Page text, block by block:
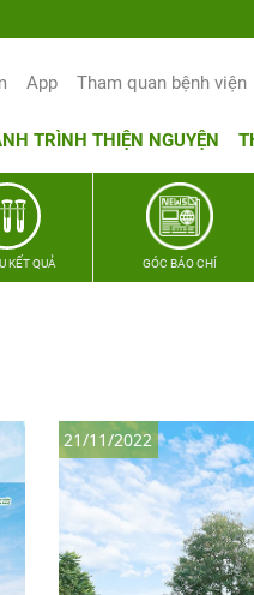
App Tham quan bệnh viện
TRÌNH THIỆN NGUYỆN
KẾT QUẢ GÓC BÁO CHÍ
21/11/2022